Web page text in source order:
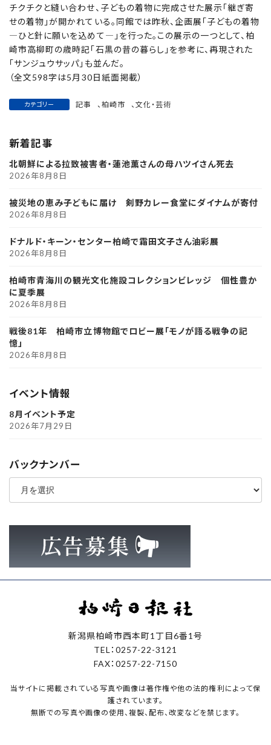
チクチクと縫い合わせ、子どもの着物に完成させた展示「継ぎ寄
せの着物」が開かれている。同館では昨秋、企画展「子どもの着物
―ひと針に願いを込めて―」を行った。この展示の一つとして、柏
崎市高柳町の歳時記「石黒の昔の暮らし」を参考に、再現された
「サンジュウサッパ」も並んだ。
（全文598字は5月30日紙面掲載）
カテゴリー 記事 、 柏崎市 、 文化・芸術
新着記事
北朝鮮による拉致被害者・蓮池薫さんの母ハツイさん死去
2026年8月8日
被災地の恵み子どもに届け 剣野カレー食堂にダイナムが寄付
2026年8月8日
ドナルド・キーン・センター柏崎で霜田文子さん油彩展
2026年8月8日
柏崎市青海川の観光文化施設コレクションビレッジ 個性豊か
に夏季展
2026年8月8日
戦後81年 柏崎市立博物館でロビー展「モノが語る戦争の記
憶」
2026年8月8日
イベント情報
8月イベント予定
2026年7月29日
バックナンバー
ア
カ
ブ
新潟県柏崎市西本町1丁目6番1号
TEL：0257-22-3121
FAX：0257-22-7150
当サイトに掲載されている写真や画像は著作権や他の法的権利によって保
護されています。
無断での写真や画像の使用、複製、配布、改変などを禁じます。